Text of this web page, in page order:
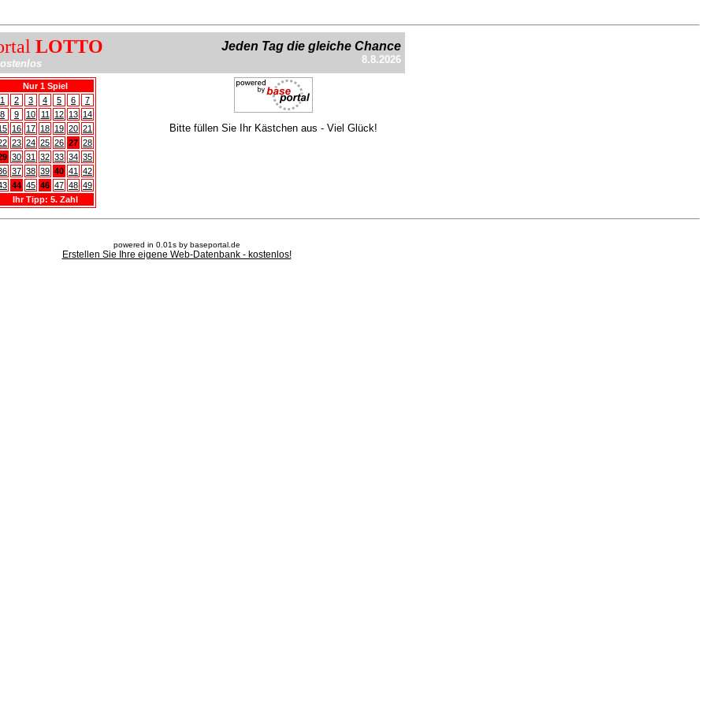
LOTTO Jeden Tag die gleiche Chance
8.8.2026
Nur 1 Spiel
1
2 3 4 5 6
7
8
9 10 11 12 13 14
16 17 18 19 20 21
23 24 25 26 27 28
30 31 32 33 34 35
37 38 39 40 41
42
44 45 46 47 48 49
Ihr Tipp: 5. Zahl
Bitte füllen Sie Ihr Kästchen aus - Viel Glück!
powered in 0.01s by baseportal.de
Erstellen Sie Ihre eigene Web-Datenbank - kostenlos!